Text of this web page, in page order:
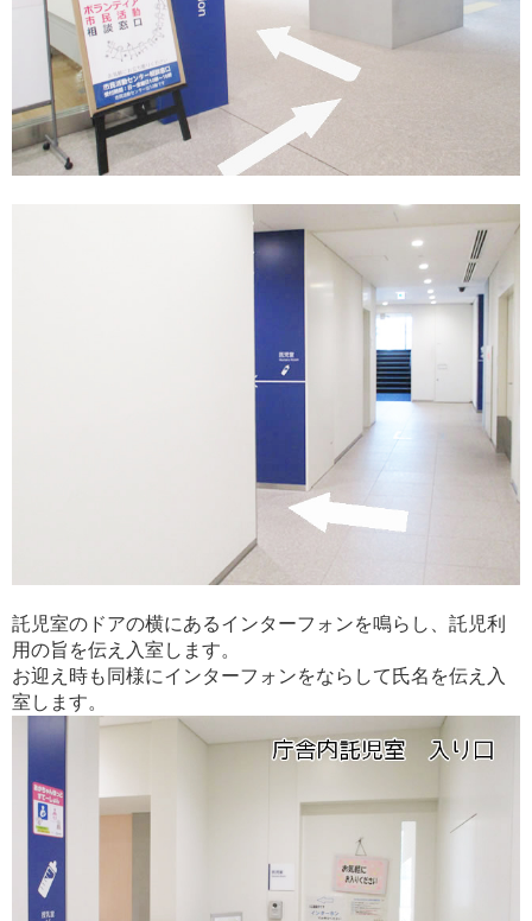
託児室のドアの横にあるインターフォンを鳴らし、託児利
用の旨を伝え入室します。
お迎え時も同様にインターフォンをならして氏名を伝え入
室します。